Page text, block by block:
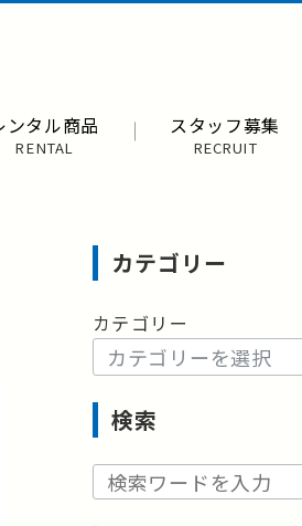
ンタル商品
RENTAL
スタッフ募集
RECRUIT
カテゴリー
カテゴリー
検索
検